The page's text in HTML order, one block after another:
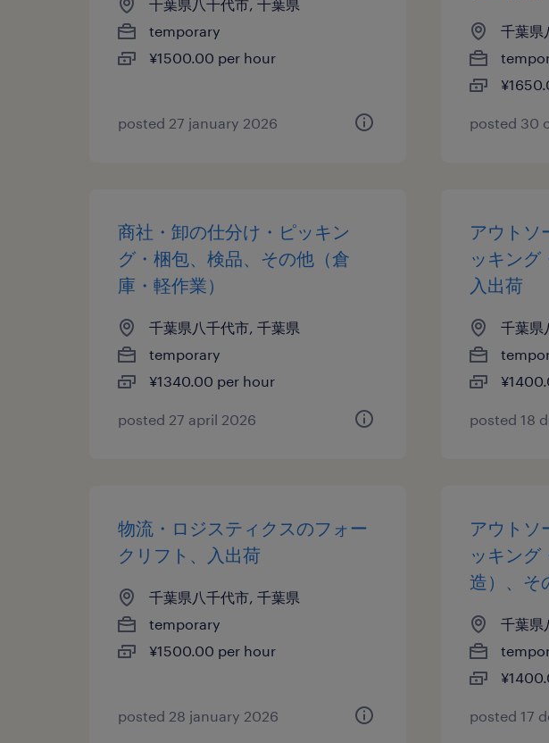
千葉県八千代市, 千葉県
temporary
¥1500.00 per hour
posted 27 january 2026
千葉県
posted 30
商社・卸の仕分け・ピッキン
グ・梱包、検品、その他（倉
庫・軽作業）
千葉県八千代市, 千葉県
temporary
¥1340.00 per hour
posted 27 april 2026
アウトソ
ッキング
入出荷
千葉県
posted 18
物流・ロジスティクスのフォー
クリフト、入出荷
千葉県八千代市, 千葉県
temporary
¥1500.00 per hour
posted 28 january 2026
アウトソ
ッキング
造）、そ
千葉県
posted 17